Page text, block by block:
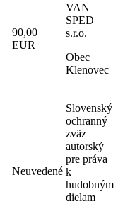
90,00
EUR
VAN
SPED
s.r.o.
Obec
Klenovec
Neuvedené
Slovenský
ochranný
zväz
autorský
pre práva
k
hudobným
dielam